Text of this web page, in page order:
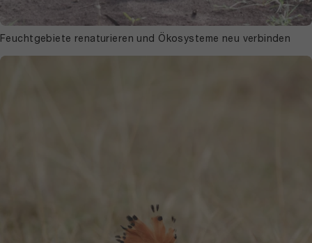
Feuchtgebiete renaturieren und Ökosysteme neu verbinden